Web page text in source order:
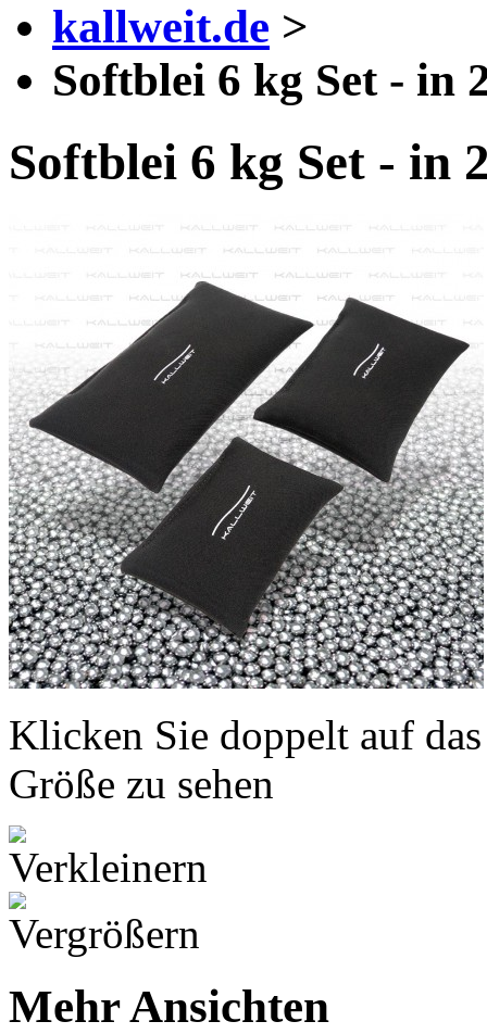
kallweit.de >
Softblei 6 kg Set - in
Softblei 6 kg Set - in
Klicken Sie doppelt auf
Größe zu sehen
Mehr Ansichten